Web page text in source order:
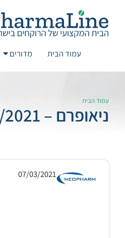
עמוד הבית מדורים
עמוד הבית
ניאופרם – 07/03/2021 Cimzia
07/03/2021